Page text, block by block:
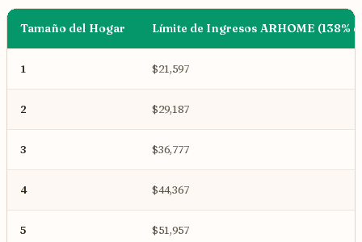
Tamaño del Hogar Límite de Ingresos ARHOME (138%
1 $21,597
2 $29,187
3 $36,777
4 $44,367
5 $51,957